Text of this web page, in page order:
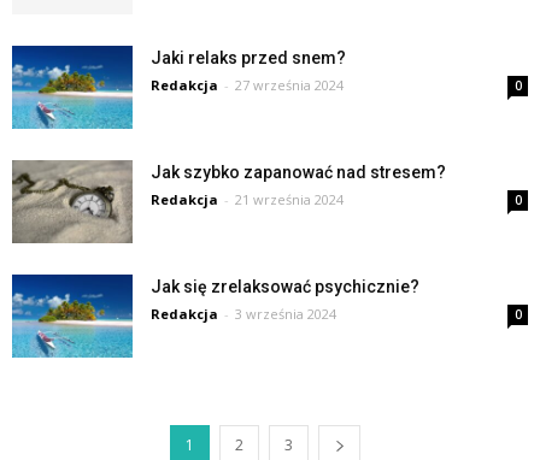
Jaki relaks przed snem?
Redakcja - 27 września 2024 0
Jak szybko zapanować nad stresem?
Redakcja - 21 września 2024 0
Jak się zrelaksować psychicznie?
Redakcja - 3 września 2024 0
1 2 3